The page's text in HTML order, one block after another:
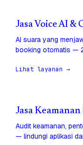
Jasa Voice AI &
AI suara yang
booking otomatis —
Lihat layanan →
Jasa
Audit keamanan,
— lindungi aplikasi